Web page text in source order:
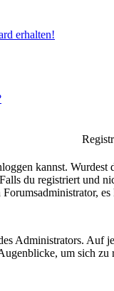
erhalten!
kannst.
du registriert und
Administrators.
um sich zu